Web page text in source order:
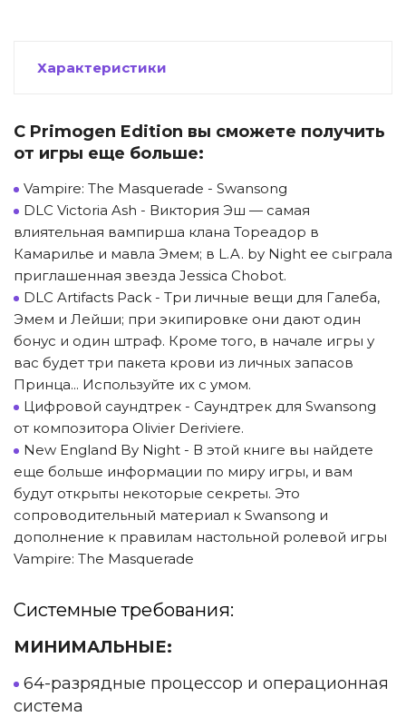
Характеристики
С Primogen Edition вы сможете получить
от игры еще больше:
Vampire: The Masquerade - Swansong
DLC Victoria Ash - Виктория Эш — самая
влиятельная вампирша клана Тореадор в
Камарилье и мавла Эмем; в L.A. by Night ее сыграла
приглашенная звезда Jessica Chobot.
DLC Artifacts Pack - Три личные вещи для Галеба,
Эмем и Лейши; при экипировке они дают один
бонус и один штраф. Кроме того, в начале игры у
вас будет три пакета крови из личных запасов
Принца... Используйте их с умом.
Цифровой саундтрек - Саундтрек для Swansong
от композитора Olivier Deriviere.
New England By Night - В этой книге вы найдете
еще больше информации по миру игры, и вам
будут открыты некоторые секреты. Это
сопроводительный материал к Swansong и
дополнение к правилам настольной ролевой игры
Vampire: The Masquerade
Системные требования:
МИНИМАЛЬНЫЕ:
64-разрядные процессор и операционная
система